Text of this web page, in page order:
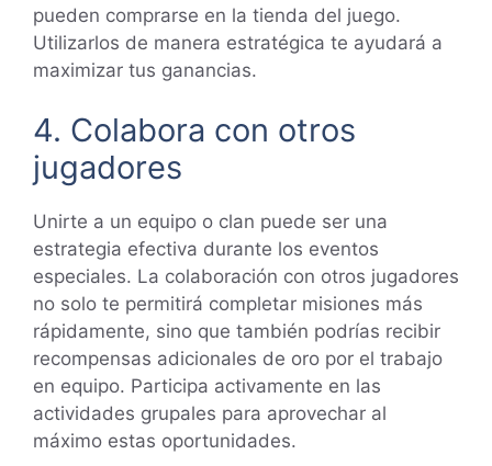
pueden comprarse en la tienda del juego.
Utilizarlos de manera estratégica te ayudará a
maximizar tus ganancias.
4. Colabora con otros
jugadores
Unirte a un equipo o clan puede ser una
estrategia efectiva durante los eventos
especiales. La colaboración con otros jugadores
no solo te permitirá completar misiones más
rápidamente, sino que también podrías recibir
recompensas adicionales de oro por el trabajo
en equipo. Participa activamente en las
actividades grupales para aprovechar al
máximo estas oportunidades.